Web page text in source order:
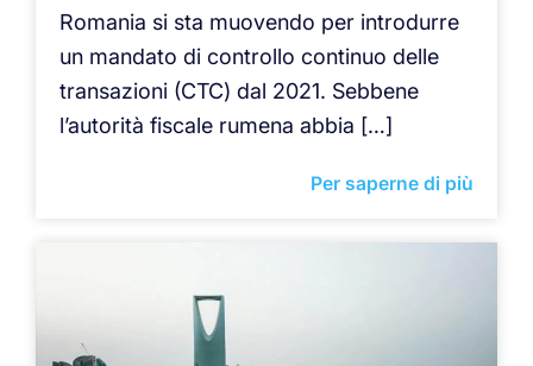
Romania si sta muovendo per introdurre
un mandato di controllo continuo delle
transazioni (CTC) dal 2021. Sebbene
l’autorità fiscale rumena abbia […]
Per saperne di più